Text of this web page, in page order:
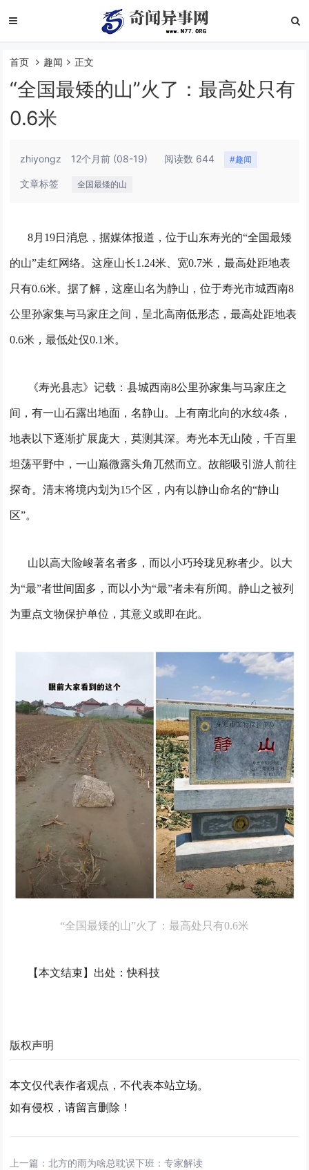
首页 趣闻 正文
“全国最矮的山”火了：最高处只有
0.6米
zhiyongz 12个月前 (08-19) 阅读数 644 #趣闻
文章标签 全国最矮的山
8月19日消息，据媒体报道，位于山东寿光的“全国最矮
的山”走红网络。这座山长1.24米、宽0.7米，最高处距地表
只有0.6米。据了解，这座山名为静山，位于寿光市城西南8
公里孙家集与马家庄之间，呈北高南低形态，最高处距地表
0.6米，最低处仅0.1米。
《寿光县志》记载：县城西南8公里孙家集与马家庄之
间，有一山石露出地面，名静山。上有南北向的水纹4条，
地表以下逐渐扩展庞大，莫测其深。寿光本无山陵，千百里
坦荡平野中，一山巅微露头角兀然而立。故能吸引游人前往
探奇。清末将境内划为15个区，内有以静山命名的“静山
区”。
山以高大险峻著名者多，而以小巧玲珑见称者少。以大
为“最”者世间固多，而以小为“最”者未有所闻。静山之被列
为重点文物保护单位，其意义或即在此。
“全国最矮的山”火了：最高处只有0.6米
【本文结束】出处：快科技
版权声明
本文仅代表作者观点，不代表本站立场。
如有侵权，请留言删除！
上一篇：北方的雨为啥总耽误下班：专家解读